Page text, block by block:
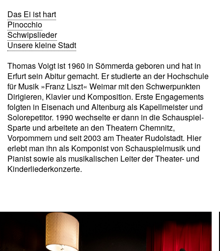
Das Ei ist hart
Pinocchio
Schwipslieder
Unsere kleine Stadt
Thomas Voigt ist 1960 in Sömmerda geboren und hat in
Erfurt sein Abitur gemacht. Er studierte an der Hochschule
für Musik »Franz Liszt« Weimar mit den Schwerpunkten
Dirigieren, Klavier und Komposition. Erste Engagements
folgten in Eisenach und Altenburg als Kapellmeister und
Solorepetitor. 1990 wechselte er dann in die Schauspiel-
Sparte und arbeitete an den Theatern Chemnitz,
Vorpommern und seit 2003 am Theater Rudolstadt. Hier
erlebt man ihn als Komponist von Schauspielmusik und
Pianist sowie als musikalischen Leiter der Theater- und
Kinderliederkonzerte.